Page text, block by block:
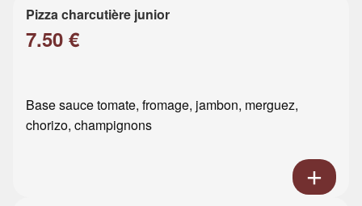
Pizza charcutière junior
7.50 €
Base sauce tomate, fromage, jambon, merguez,
chorizo, champignons